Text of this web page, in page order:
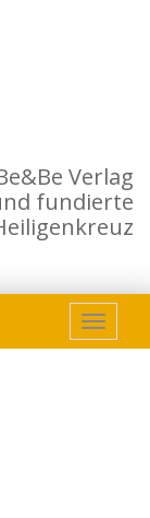
Verlag
fundierte
Toggle